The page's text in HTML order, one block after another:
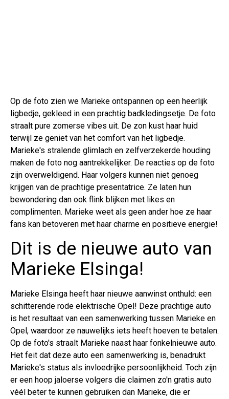
Op de foto zien we Marieke ontspannen op een heerlijk
ligbedje, gekleed in een prachtig badkledingsetje. De foto
straalt pure zomerse vibes uit. De zon kust haar huid
terwijl ze geniet van het comfort van het ligbedje.
Marieke's stralende glimlach en zelfverzekerde houding
maken de foto nog aantrekkelijker. De reacties op de foto
zijn overweldigend. Haar volgers kunnen niet genoeg
krijgen van de prachtige presentatrice. Ze laten hun
bewondering dan ook flink blijken met likes en
complimenten. Marieke weet als geen ander hoe ze haar
fans kan betoveren met haar charme en positieve energie!
Dit is de nieuwe auto van
Marieke Elsinga!
Marieke Elsinga heeft haar nieuwe aanwinst onthuld: een
schitterende rode elektrische Opel! Deze prachtige auto
is het resultaat van een samenwerking tussen Marieke en
Opel, waardoor ze nauwelijks iets heeft hoeven te betalen.
Op de foto's straalt Marieke naast haar fonkelnieuwe auto.
Het feit dat deze auto een samenwerking is, benadrukt
Marieke's status als invloedrijke persoonlijkheid. Toch zijn
er een hoop jaloerse volgers die claimen zo'n gratis auto
véél beter te kunnen gebruiken dan Marieke, die er